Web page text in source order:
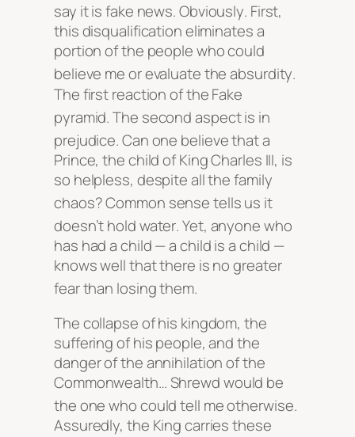
say it is fake news. Obviously. First,
this disqualification eliminates a
portion of the people who could
believe me or evaluate the absurdity.
The first reaction of the Fake
pyramid. The second aspect is in
prejudice. Can one believe that a
Prince, the child of King Charles III, is
so helpless, despite all the family
chaos? Common sense tells us it
doesn’t hold water. Yet, anyone who
has had a child — a child is a child —
knows well that there is no greater
fear than losing them.
The collapse of his kingdom, the
suffering of his people, and the
danger of the annihilation of the
Commonwealth… Shrewd would be
the one who could tell me otherwise.
Assuredly, the King carries these